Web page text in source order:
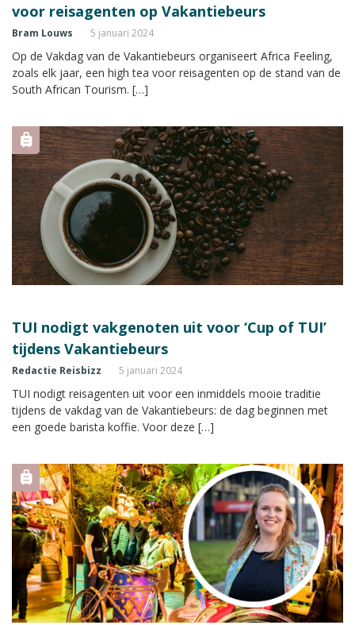
voor reisagenten op Vakantiebeurs
Bram Louws 5 januari 2024
Op de Vakdag van de Vakantiebeurs organiseert Africa Feeling,
zoals elk jaar, een high tea voor reisagenten op de stand van de
South African Tourism. […]
TUI nodigt vakgenoten uit voor ‘Cup of TUI’
tijdens Vakantiebeurs
Redactie Reisbizz 5 januari 2024
TUI nodigt reisagenten uit voor een inmiddels mooie traditie
tijdens de vakdag van de Vakantiebeurs: de dag beginnen met
een goede barista koffie. Voor deze […]